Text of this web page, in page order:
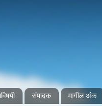
संपादक मागील अंक